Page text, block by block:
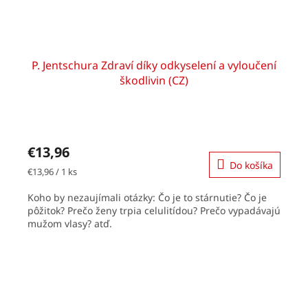
P. Jentschura Zdraví díky odkyselení a vyloučení
škodlivin (CZ)
€13,96
Jednotková
€13,96 / 1 ks Do košíka
Koho by nezaujímali otázky: Čo je to stárnutie? Čo je
pôžitok? Prečo ženy trpia celulitídou? Prečo vypadávajú
mužom vlasy? atď.